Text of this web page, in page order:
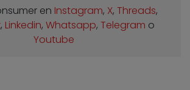
en Instagram, X, Threads,
, Linkedin, Whatsapp, Telegram o
Youtube